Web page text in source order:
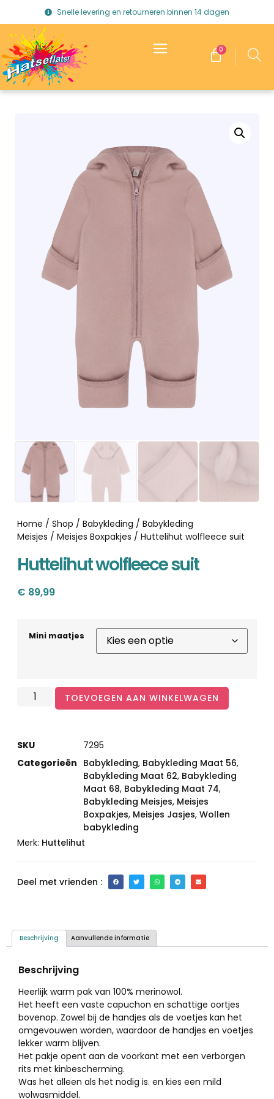
Snelle levering en retourneren binnen 14 dagen
0
Home / Shop / Babykleding / Babykleding
Meisjes / Meisjes Boxpakjes / Huttelihut wolfleece suit
Huttelihut wolfleece suit
€ 89,99
Mini maatjes
TOEVOEGEN AAN WINKELWAGEN
SKU
7295
Categorieën Babykleding, Babykleding Maat 56,
Babykleding Maat 62, Babykleding
Maat 68, Babykleding Maat 74,
Babykleding Meisjes, Meisjes
Boxpakjes, Meisjes Jasjes, Wollen
babykleding
Merk: Huttelihut
Deel met vrienden :
Beschrijving Aanvullende informatie
Beschrijving
Heerlijk warm pak van 100% merinowol.
Het heeft een vaste capuchon en schattige oortjes
bovenop. Zowel bij de handjes als de voetjes kan het
omgevouwen worden, waardoor de handjes en voetjes
lekker warm blijven.
Het pakje opent aan de voorkant met een verborgen
rits met kinbescherming.
Was het alleen als het nodig is. en kies een mild
wolwasmiddel.